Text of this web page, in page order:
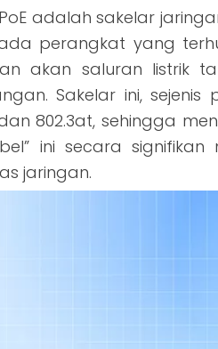
adalah sakelar
perangkat yang
akan saluran listrik
Sakelar ini,
802.3at, sehingga
ini secara
jaringan.